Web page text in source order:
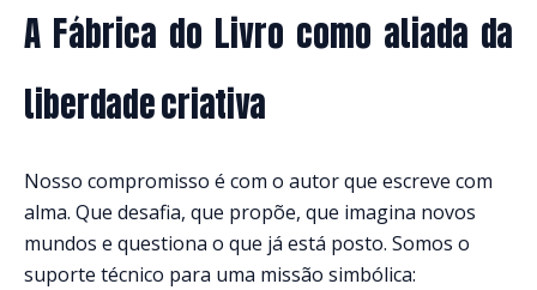
A Fábrica do Livro como aliada da
liberdade criativa
Nosso compromisso é com o autor que escreve com
alma. Que desafia, que propõe, que imagina novos
mundos e questiona o que já está posto. Somos o
suporte técnico para uma missão simbólica: